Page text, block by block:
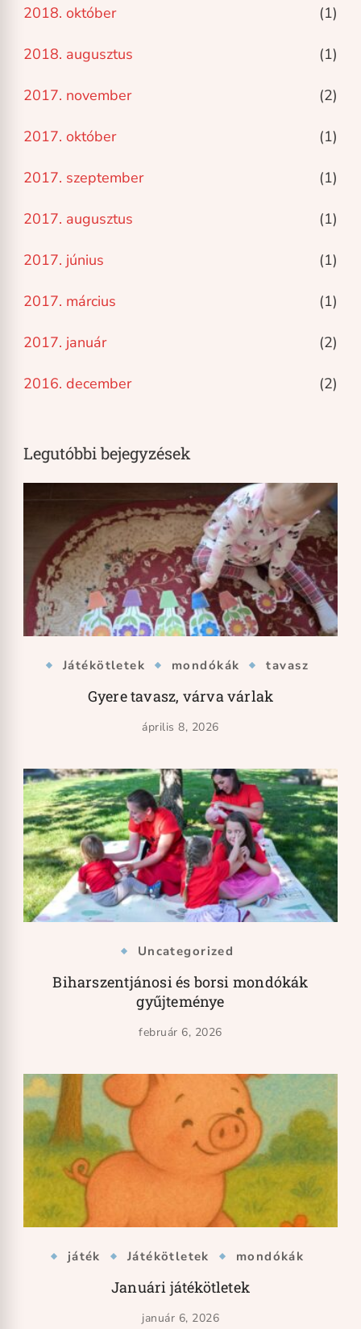
2018. október (1)
2018. augusztus (1)
2017. november (2)
2017. október (1)
2017. szeptember (1)
2017. augusztus (1)
2017. június (1)
2017. március (1)
2017. január (2)
2016. december (2)
Legutóbbi bejegyzések
Játékötletek mondókák tavasz
Gyere tavasz, várva várlak
április 8, 2026
Uncategorized
Biharszentjánosi és borsi mondókák
gyűjteménye
február 6, 2026
játék Játékötletek mondókák
Januári játékötletek
január 6, 2026